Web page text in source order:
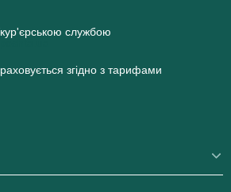
кур'єрською службою
згідно з тарифами